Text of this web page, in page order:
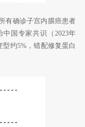
有确诊子宫内膜癌患者
国专家共识（2023年
约5%，错配修复蛋白